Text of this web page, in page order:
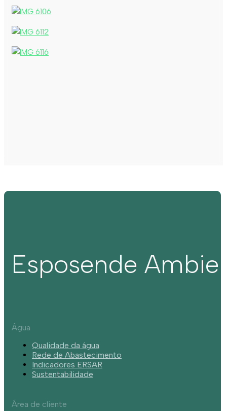
Esposende
Água
Qualidade da água
Rede de Abastecimento
Indicadores ERSAR
Sustentabilidade
Área de cliente